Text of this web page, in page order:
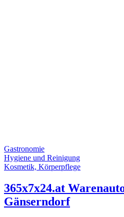
Gastronomie
Hygiene und Reinigung
Kosmetik, Körperpflege
365x7x24.at
Gänserndorf